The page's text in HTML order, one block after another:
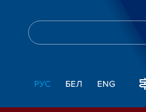
РУС БЕЛ ENG